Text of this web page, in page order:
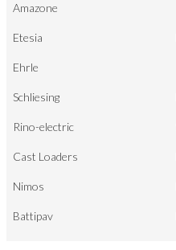
Amazone
Etesia
Ehrle
Schliesing
Rino-electric
Cast Loaders
Nimos
Battipav